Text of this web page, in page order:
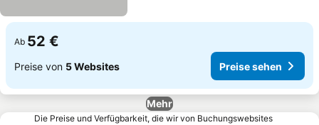
Ab 52 €
Preise von 5 Websites Preise sehen
Mehr
Die Preise und Verfügbarkeit, die wir von Buchungswebsites